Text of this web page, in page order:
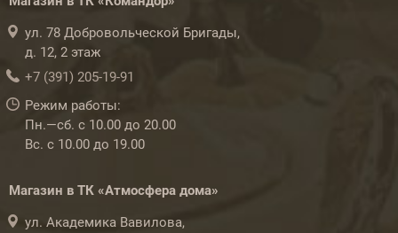
ул. 78 Добровольческой Бригады,
д. 12, 2 этаж
+7 (391) 205-19-91
Режим работы:
Пн.—сб. с 10.00 до 20.00
Вс. с 10.00 до 19.00
Магазин в ТК «Атмосфера дома»
ул. Академика Вавилова,